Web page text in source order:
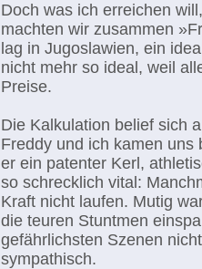
Doch was ich erreichen
machten wir zusammen
lag in Jugoslawien, ein
nicht mehr so ideal, weil
Preise.
Die Kalkulation belief sich
Freddy und ich kamen uns
er ein patenter Kerl,
so schrecklich vital:
Kraft nicht laufen. Mutig
die teuren Stuntmen
gefährlichsten Szenen
sympathisch.